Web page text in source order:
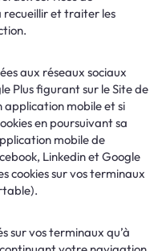
recueillir et traiter les
aux réseaux sociaux
Plus figurant sur le Site de
application mobile et si
en poursuivant sa
mobile de
Linkedin et Google
cookies sur vos terminaux
sur vos terminaux qu’à